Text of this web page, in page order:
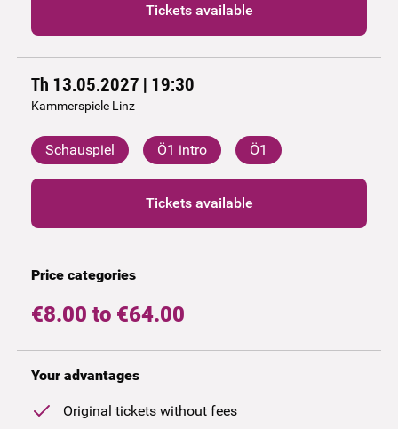
Tickets available
Th 13.05.2027 | 19:30
Kammerspiele Linz
Schauspiel Ö1 intro Ö1
Tickets available
Price categories
€8.00 to €64.00
Your advantages
Original tickets without fees